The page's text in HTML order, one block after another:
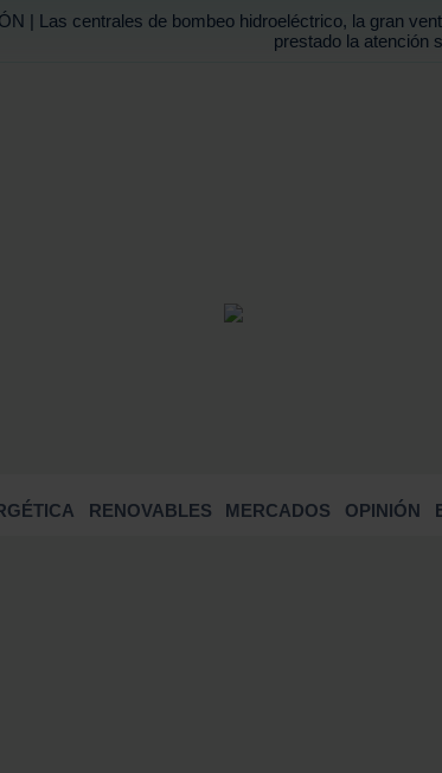
ÓN | Las centrales de bombeo hidroeléctrico, la gran
prestado la atención
RENOVABLES MERCADOS OPINIÓN